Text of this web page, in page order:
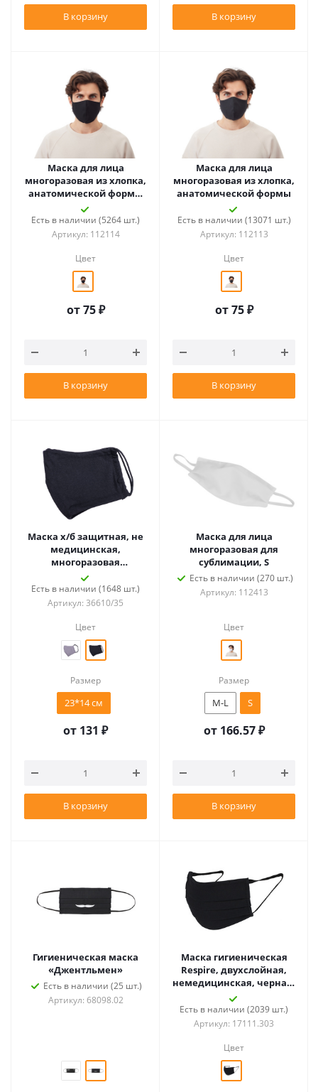
В корзину В корзину
Маска для лица
многоразовая из хлопка,
анатомической формы
без шва
Есть в наличии (5264 шт.)
Артикул: 112114
Цвет
от75 ₽
В корзину
Маска для лица
многоразовая из хлопка,
анатомической формы
Есть в наличии (13071 шт.)
Артикул: 112113
Цвет
от75 ₽
В корзину
Маска х/б защитная, не
медицинская,
многоразовая
двухслойная, черная
Есть в наличии (1648 шт.)
Артикул: 36610/35
Цвет
Размер
23*14 см
от 131 ₽
В корзину
Маска для лица
многоразовая для
сублимации, S
Есть в наличии (270 шт.)
Артикул: 112413
Цвет
Размер
M-L S
от 166.57 ₽
В корзину
Гигиеническая маска
«Джентльмен»
Есть в наличии (25 шт.)
Артикул: 68098.02
Маска гигиеническая
Respire, двухслойная,
немедицинская, черная,
размер L
Есть в наличии (2039 шт.)
Артикул: 17111.303
Цвет